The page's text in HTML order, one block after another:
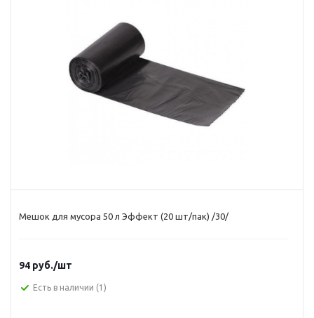
Мешок для мусора 50 л Эффект (20 шт/пак) /30/
94 руб./шт
Есть в наличии (1)